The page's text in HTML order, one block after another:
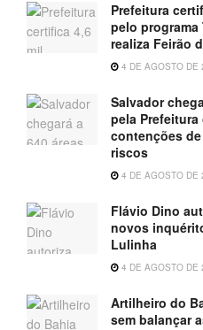
Prefeitura
pelo programa
realiza Feirão
4 DE AGOSTO DE
Salvador
pela
contenções
riscos
4 DE AGOSTO DE
Flávio Dino
novos
Lulinha
4 DE AGOSTO DE
Artilheiro do
sem balançar